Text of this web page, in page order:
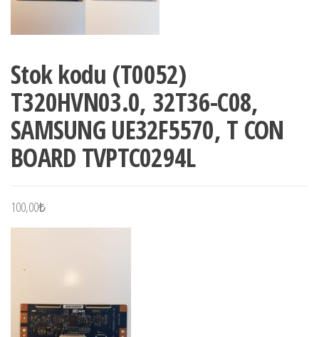
Stok kodu (T0052)
T320HVN03.0, 32T36-C08,
SAMSUNG UE32F5570, T CON
BOARD TVPTC0294L
100,00₺